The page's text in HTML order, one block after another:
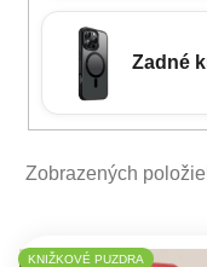
Zadné
Zobrazených
Výpis
KNIŽKOVÉ PUZDRA